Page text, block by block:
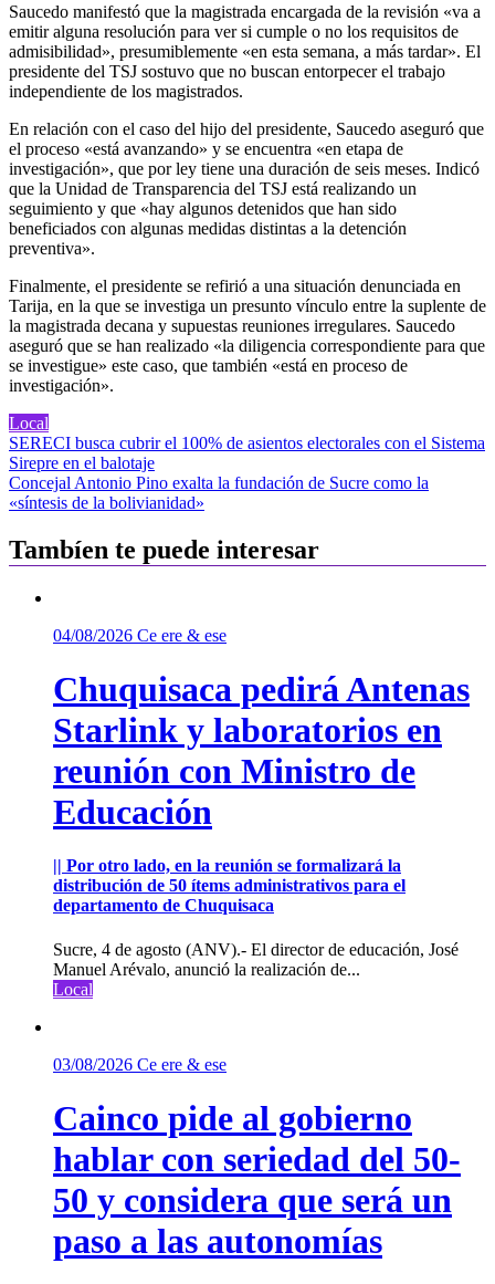
Saucedo manifestó que la magistrada encargada de la revisión «va a
emitir alguna resolución para ver si cumple o no los requisitos de
admisibilidad», presumiblemente «en esta semana, a más tardar». El
presidente del TSJ sostuvo que no buscan entorpecer el trabajo
independiente de los magistrados.
En relación con el caso del hijo del presidente, Saucedo aseguró que
el proceso «está avanzando» y se encuentra «en etapa de
investigación», que por ley tiene una duración de seis meses. Indicó
que la Unidad de Transparencia del TSJ está realizando un
seguimiento y que «hay algunos detenidos que han sido
beneficiados con algunas medidas distintas a la detención
preventiva».
Finalmente, el presidente se refirió a una situación denunciada en
Tarija, en la que se investiga un presunto vínculo entre la suplente de
la magistrada decana y supuestas reuniones irregulares. Saucedo
aseguró que se han realizado «la diligencia correspondiente para que
se investigue» este caso, que también «está en proceso de
investigación».
Local
Navegación
de
entradas
SERECI busca cubrir el 100% de asientos electorales con el Sistema
Sirepre en el balotaje
Concejal Antonio Pino exalta la fundación de Sucre como la
«síntesis de la bolivianidad»
Tambíen te puede interesar
04/08/2026 Ce ere & ese
Chuquisaca pedirá Antenas
Starlink y laboratorios en
reunión con Ministro de
Educación
|| Por otro lado, en la reunión se formalizará la
distribución de 50 ítems administrativos para el
departamento de Chuquisaca
Sucre, 4 de agosto (ANV).- El director de educación, José
Manuel Arévalo, anunció la realización de...
Local
03/08/2026 Ce ere & ese
Cainco pide al gobierno
hablar con seriedad del 50-
50 y considera que será un
paso a las autonomías